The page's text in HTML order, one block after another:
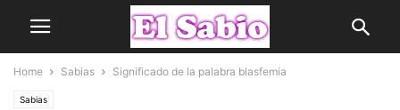
Home Sabias Significado de la palabra blasfemia
Sabias